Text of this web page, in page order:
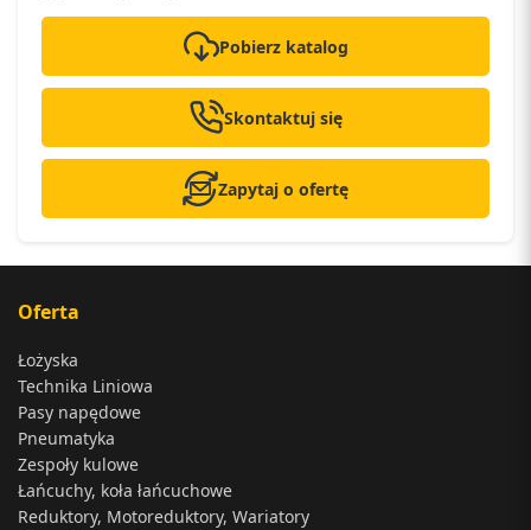
Pobierz katalog
Skontaktuj się
Zapytaj o ofertę
Oferta
Łożyska
Technika Liniowa
Pasy napędowe
Pneumatyka
Zespoły kulowe
Łańcuchy, koła łańcuchowe
Reduktory, Motoreduktory, Wariatory